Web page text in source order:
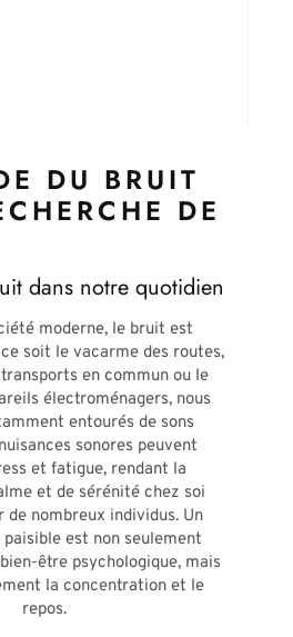
DU BRUIT
DE
dans notre quotidien
moderne, le bruit est
soit le vacarme des routes,
en commun ou le
électroménagers, nous
entourés de sons
sonores peuvent
et fatigue, rendant la
et de sérénité chez soi
de nombreux individus. Un
est non seulement
être psychologique, mais
la concentration et le
repos.